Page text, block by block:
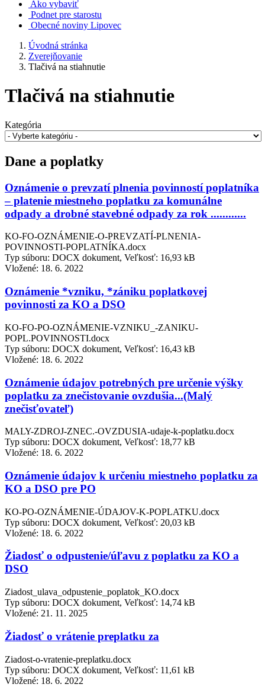
Ako vybaviť
Podnet pre starostu
Obecné noviny Lipovec
Úvodná stránka
Zverejňovanie
Tlačivá na stiahnutie
Tlačivá na stiahnutie
Kategória
Dane a poplatky
Oznámenie o prevzatí plnenia povinností poplatníka
– platenie miestneho poplatku za komunálne
odpady a drobné stavebné odpady za rok ............
KO-FO-OZNÁMENIE-O-PREVZATÍ-PLNENIA-
POVINNOSTI-POPLATNÍKA.docx
Typ súboru: DOCX dokument, Veľkosť: 16,93 kB
Vložené: 18. 6. 2022
Oznámenie *vzniku, *zániku poplatkovej
povinnosti za KO a DSO
KO-FO-PO-OZNÁMENIE-VZNIKU_-ZANIKU-
POPL.POVINNOSTI.docx
Typ súboru: DOCX dokument, Veľkosť: 16,43 kB
Vložené: 18. 6. 2022
Oznámenie údajov potrebných pre určenie výšky
poplatku za znečistovanie ovzdušia...(Malý
znečisťovateľ)
MALY-ZDROJ-ZNEC.-OVZDUSIA-udaje-k-poplatku.docx
Typ súboru: DOCX dokument, Veľkosť: 18,77 kB
Vložené: 18. 6. 2022
Oznámenie údajov k určeniu miestneho poplatku za
KO a DSO pre PO
KO-PO-OZNÁMENIE-ÚDAJOV-K-POPLATKU.docx
Typ súboru: DOCX dokument, Veľkosť: 20,03 kB
Vložené: 18. 6. 2022
Žiadosť o odpustenie/úľavu z poplatku za KO a
DSO
Ziadost_ulava_odpustenie_poplatok_KO.docx
Typ súboru: DOCX dokument, Veľkosť: 14,74 kB
Vložené: 21. 11. 2025
Žiadosť o vrátenie preplatku za
Ziadost-o-vratenie-preplatku.docx
Typ súboru: DOCX dokument, Veľkosť: 11,61 kB
Vložené: 18. 6. 2022